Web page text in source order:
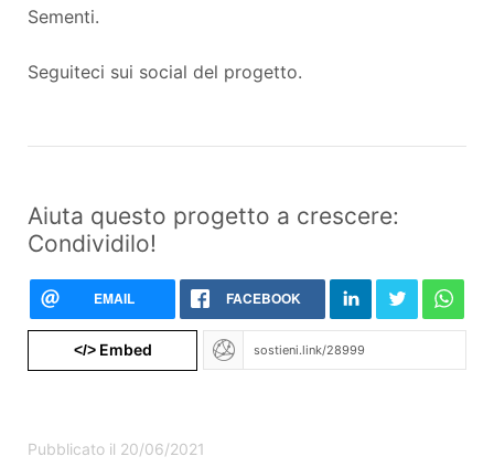
Sementi.
Seguiteci sui social del progetto.
Aiuta questo progetto a crescere:
Condividilo!
EMAIL FACEBOOK
</>Embed
Pubblicato il 20/06/2021